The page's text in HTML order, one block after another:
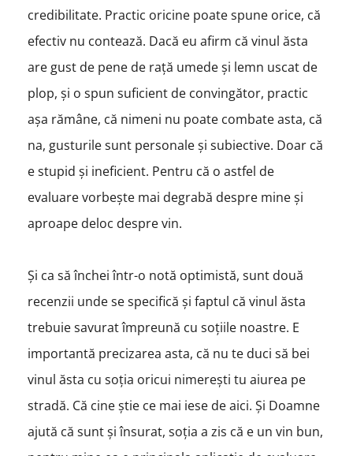
credibilitate. Practic oricine poate spune orice, că
efectiv nu contează. Dacă eu afirm că vinul ăsta
are gust de pene de rață umede și lemn uscat de
plop, și o spun suficient de convingător, practic
așa rămâne, că nimeni nu poate combate asta, că
na, gusturile sunt personale și subiective. Doar că
e stupid și ineficient. Pentru că o astfel de
evaluare vorbește mai degrabă despre mine și
aproape deloc despre vin.
Și ca să închei într-o notă optimistă, sunt două
recenzii unde se specifică și faptul că vinul ăsta
trebuie savurat împreună cu soțiile noastre. E
importantă precizarea asta, că nu te duci să bei
vinul ăsta cu soția oricui nimerești tu aiurea pe
stradă. Că cine știe ce mai iese de aici. Și Doamne
ajută că sunt și însurat, soția a zis că e un vin bun,